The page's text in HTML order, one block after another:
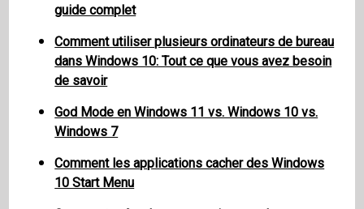
guide complet
Comment utiliser plusieurs ordinateurs de bureau
dans Windows 10: Tout ce que vous avez besoin
de savoir
God Mode en Windows 11 vs. Windows 10 vs.
Windows 7
Comment les applications cacher des Windows
10 Start Menu